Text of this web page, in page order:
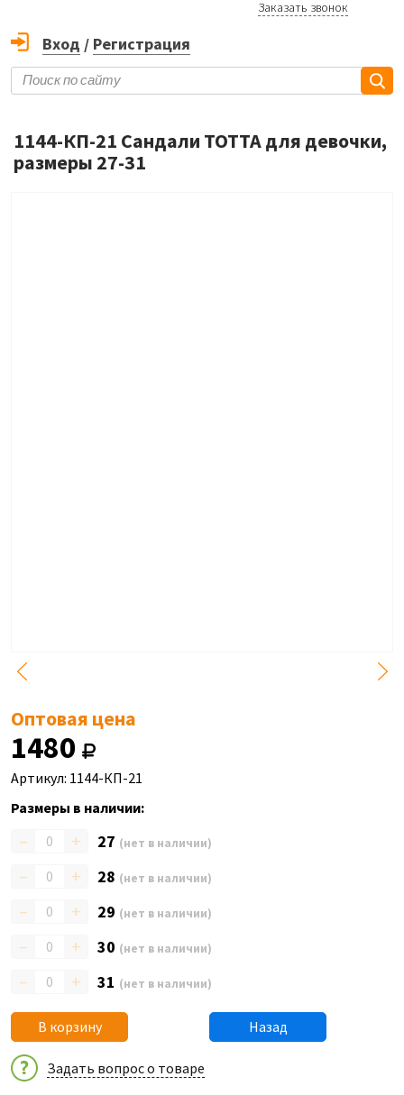
Заказать звонок
Вход / Регистрация
1144-КП-21 Сандали ТОТТА для девочки,
размеры 27-31
Оптовая цена
1480
Артикул: 1144-КП-21
Размеры в наличии:
– + 27 (нет в наличии)
– + 28 (нет в наличии)
– + 29 (нет в наличии)
– + 30 (нет в наличии)
– + 31 (нет в наличии)
В корзину Назад
Задать вопрос о товаре